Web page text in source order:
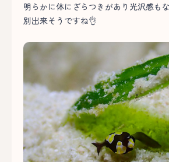
明らかに体にざらつきがあり光沢感も
別出来そうですね👌